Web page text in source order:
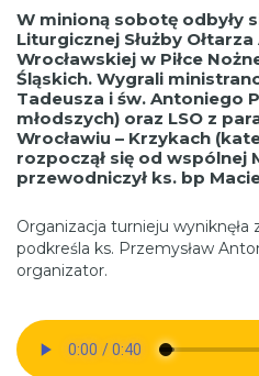
W minioną sobotę odbyły
Liturgicznej Służby
Wrocławskiej w Piłce
Śląskich. Wygrali
Tadeusza i św. Antoniego
młodszych) oraz LSO z
Wrocławiu – Krzykach
rozpoczął się od wspólnej
przewodniczył ks. bp
Organizacja turnieju wyniknęła
podkreśla ks. Przemysław
organizator.